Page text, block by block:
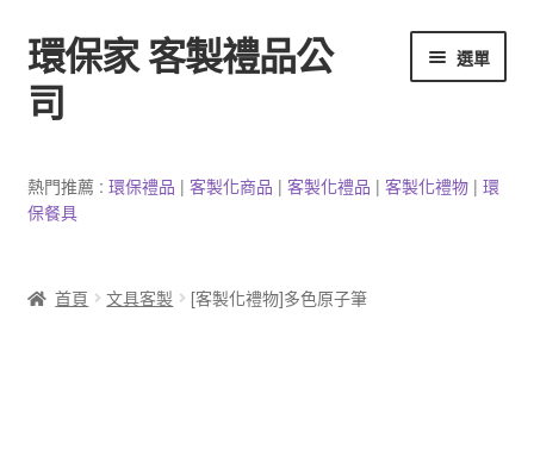
跳
至
導
跳
至
主
容
環保家 客製禮品公
司
選單
3C產品客製
熱門推薦 : 環保禮品 | 客製化商品 | 客製化禮品 | 客製化禮物| 環
保餐具
首頁 文具客製 [客製化禮物]多色原子筆